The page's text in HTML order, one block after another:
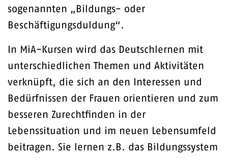
sogenannten „Bildungs- oder
Beschäftigungsduldung“.
In MiA-Kursen wird das Deutschlernen mit
unterschiedlichen Themen und Aktivitäten
verknüpft, die sich an den Interessen und
Bedürfnissen der Frauen orientieren und zum
besseren Zurechtfinden in der
Lebenssituation und im neuen Lebensumfeld
beitragen. Sie lernen z.B. das Bildungssystem